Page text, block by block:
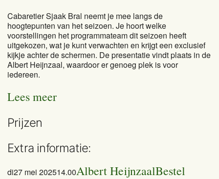
Cabaretier Sjaak Bral neemt je mee langs de
hoogtepunten van het seizoen. Je hoort welke
voorstellingen het programmateam dit seizoen heeft
uitgekozen, wat je kunt verwachten en krijgt een exclusief
kijkje achter de schermen. De presentatie vindt plaats in de
Albert Heijnzaal, waardoor er genoeg plek is voor
iedereen.
Lees meer
Prijzen
Extra informatie:
di27 mei 202514.00Albert HeijnzaalBestel